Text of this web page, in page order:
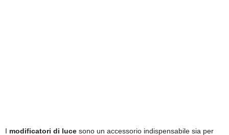
I modificatori di luce sono un accessorio indispensabile sia per